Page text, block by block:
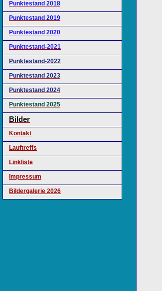
Punktestand 2018
Punktestand 2019
Punktestand 2020
Punktestand-2021
Punktestand-2022
Punktestand 2023
Punktestand 2024
Punktestand 2025
Bilder
Kontakt
Lauftreffs
Linkliste
Impressum
Bildergalerie 2026